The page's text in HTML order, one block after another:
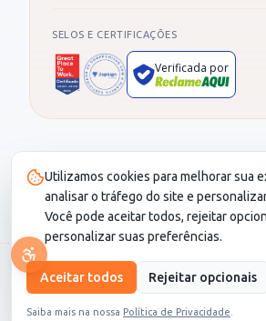
SELOS E CERTIFICAÇÕES
Verificada por
30.987.115/0001-82. CS Saúde é um cartão
plano de saúde.
© 2026 CS Saúde. Todos os direitos
LGPD•Termo de Seguro
Utilizamos cookies para melhorar sua
analisar o tráfego do site e
Você pode aceitar todos, rejeitar
personalizar suas preferências.
Aceitar todos Rejeitar opcionais
Saiba mais na nossa Política de Privacidade